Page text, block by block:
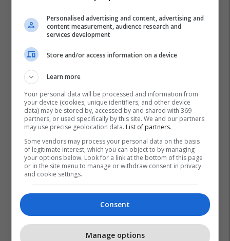
Macja New Jersey
Personalised advertising and content, advertising and
content measurement, audience research and
services development
Store and/or access information on a device
Learn more
Your personal data will be processed and information from
your device (cookies, unique identifiers, and other device
data) may be stored by, accessed by and shared with 369
partners, or used specifically by this site. We and our partners
may use precise geolocation data. List of partners.
Some vendors may process your personal data on the basis
of legitimate interest, which you can object to by managing
your options below. Look for a link at the bottom of this page
or in the site menu to manage or withdraw consent in privacy
and cookie settings.
Consent
Manage options